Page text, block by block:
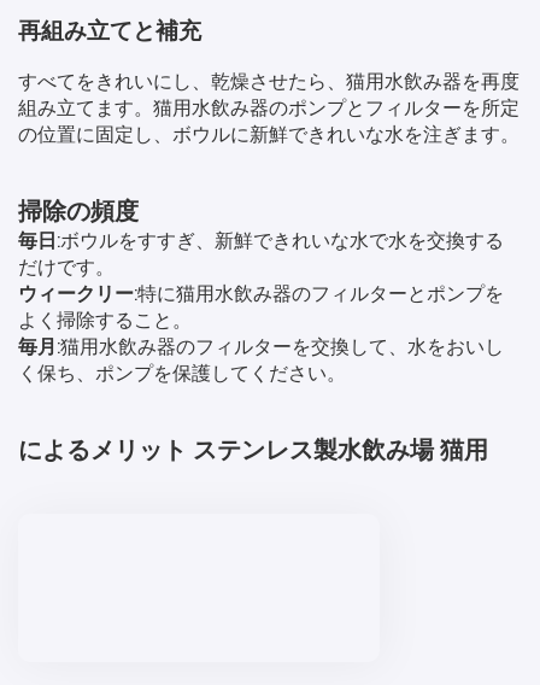
再組み立てと補充
すべてをきれいにし、乾燥させたら、猫用水飲み器を再度
組み立てます。猫用水飲み器のポンプとフィルターを所定
の位置に固定し、ボウルに新鮮できれいな水を注ぎます。
掃除の頻度
毎日:ボウルをすすぎ、新鮮できれいな水で水を交換する
だけです。
ウィークリー:特に猫用水飲み器のフィルターとポンプを
よく掃除すること。
毎月:猫用水飲み器のフィルターを交換して、水をおいし
く保ち、ポンプを保護してください。
によるメリット ステンレス製水飲み場猫用